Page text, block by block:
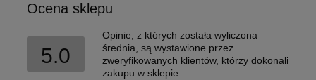
Ocena sklepu
5.0
Opinie, z których została wyliczona
średnia, są wystawione przez
zweryfikowanych klientów, którzy dokonali
zakupu w sklepie.